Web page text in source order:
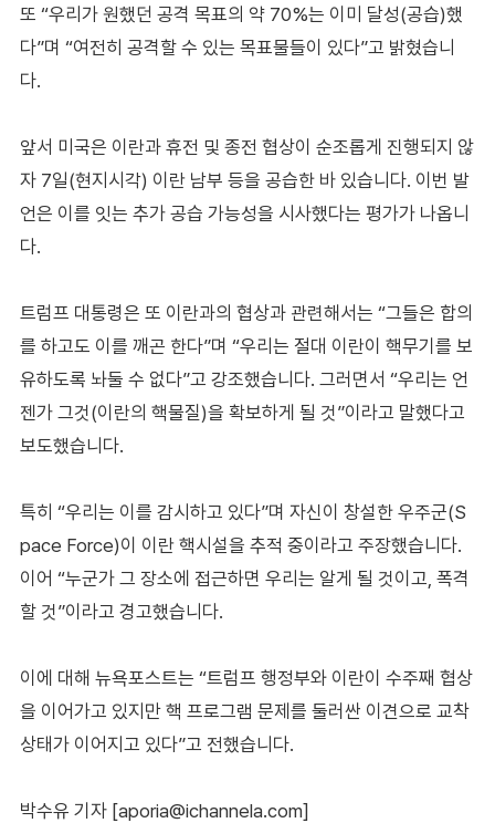
또 “우리가 원했던 공격 목표의 약 70%는 이미 달성(공습)했
다”며 “여전히 공격할 수 있는 목표물들이 있다”고 밝혔습니
다.
앞서 미국은 이란과 휴전 및 종전 협상이 순조롭게 진행되지 않
자 7일(현지시각) 이란 남부 등을 공습한 바 있습니다. 이번 발
언은 이를 잇는 추가 공습 가능성을 시사했다는 평가가 나옵니
다.
트럼프 대통령은 또 이란과의 협상과 관련해서는 “그들은 합의
를 하고도 이를 깨곤 한다”며 “우리는 절대 이란이 핵무기를 보
유하도록 놔둘 수 없다”고 강조했습니다. 그러면서 “우리는 언
젠가 그것(이란의 핵물질)을 확보하게 될 것”이라고 말했다고
보도했습니다.
특히 “우리는 이를 감시하고 있다”며 자신이 창설한 우주군(S
pace Force)이 이란 핵시설을 추적 중이라고 주장했습니다.
이어 “누군가 그 장소에 접근하면 우리는 알게 될 것이고, 폭격
할 것”이라고 경고했습니다.
이에 대해 뉴욕포스트는 “트럼프 행정부와 이란이 수주째 협상
을 이어가고 있지만 핵 프로그램 문제를 둘러싼 이견으로 교착
상태가 이어지고 있다”고 전했습니다.
박수유 기자 [aporia@ichannela.com]